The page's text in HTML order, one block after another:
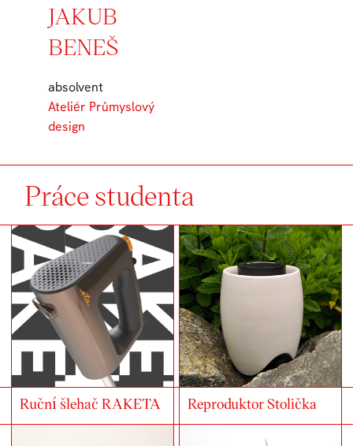
JAKUB
BENEŠ
absolvent
Ateliér Průmyslový
design
Práce studenta
Ruční šlehač RAKETA Reproduktor Stolička